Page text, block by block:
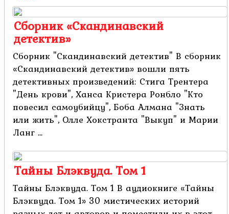
Сборник «Скандинавский
детектив»
Сборник "Скандинавский детектив" В сборник
«Скандинавский детектив» вошли пять
детективных произведений: Стига Трентера
"День крови", Ханса Кристера Ронбло "Кто
повесил самоубийцу", Боба Алмана "Знать
или жить", Олле Хокстранта "Выкуп" и Марии
Ланг ...
Тайны Блэквуда. Том 1
Тайны Блэквуда. Том 1 В аудиокниге «Тайны
Блэквуда. Том 1» 30 мистических историй